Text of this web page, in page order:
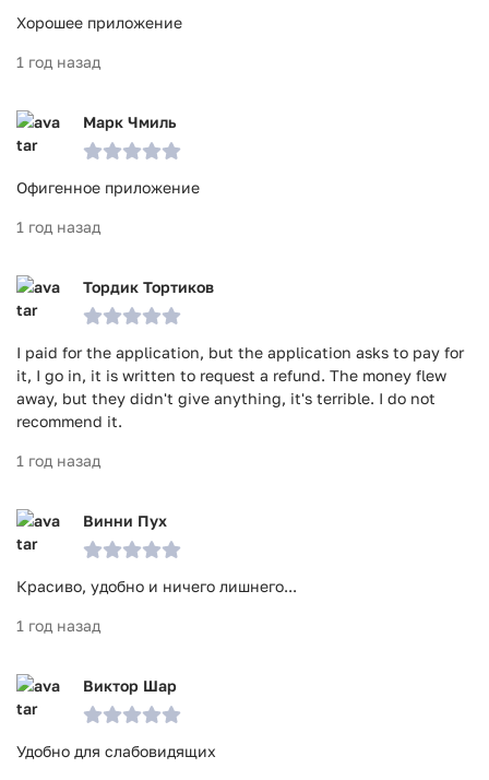
Хорошее приложение
1 год назад
Марк Чмиль
Офигенное приложение
1 год назад
Тордик Тортиков
I paid for the application, but the application asks to pay for
it, I go in, it is written to request a refund. The money flew
away, but they didn't give anything, it's terrible. I do not
recommend it.
1 год назад
Винни Пух
Красиво, удобно и ничего лишнего...
1 год назад
Виктор Шар
Удобно для слабовидящих